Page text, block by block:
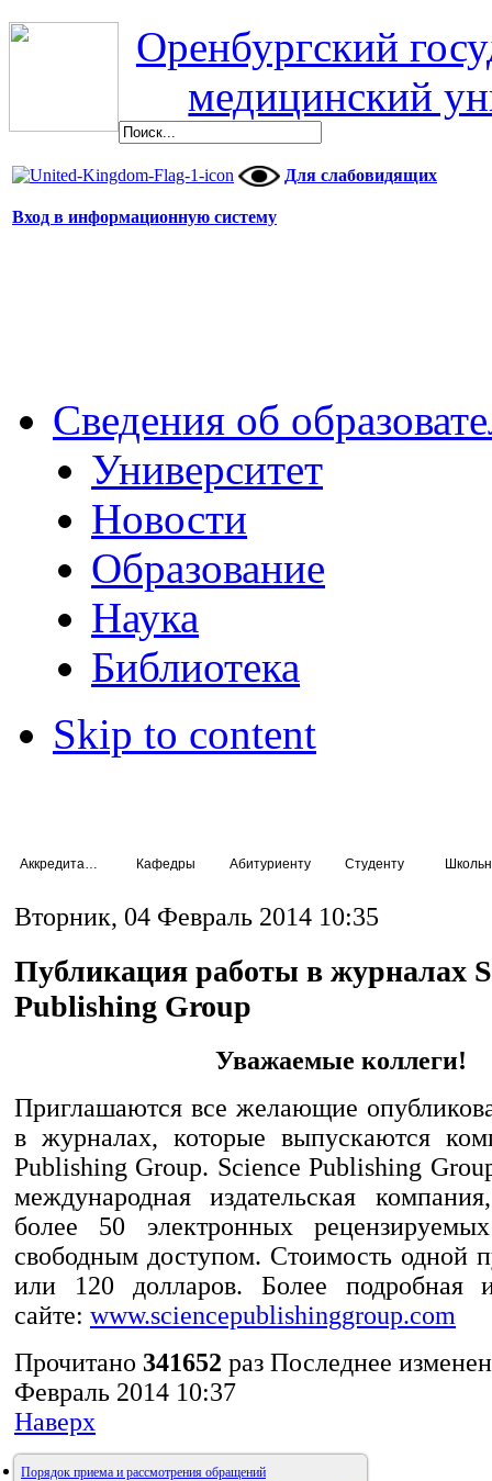
Оренбургский
медицинский
Для слабовидящих
Вход в информационную систему
Сведения об
Университет
Новости
Образование
Наука
Библиотека
Skip to content
Кафедры Абитуриенту Студенту
Вторник, 04 Февраль 2014 10:35
Публикация работы в журналах
Publishing Group
Уважаемые коллеги!
Приглашаются все желающие
в журналах, которые выпускаются
Publishing Group. Science Publishing
международная издательская
более 50 электронных
свободным доступом. Стоимость одной
или 120 долларов. Более подробная
сайте: www.sciencepublishinggroup.com
Прочитано 341652 раз Последнее
Февраль 2014 10:37
Наверх
Порядок приема и рассмотрения обращений